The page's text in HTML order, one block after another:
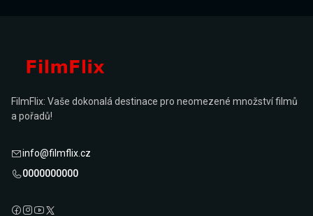
FilmFlix: Vaše dokonalá destinace pro neomezené množství filmů
a pořadů!
info@filmflix.cz
0000000000